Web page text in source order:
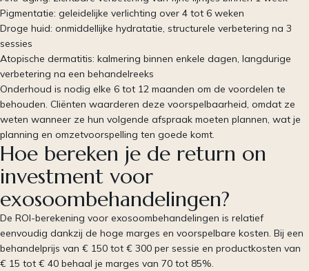
Pigmentatie: geleidelijke verlichting over 4 tot 6 weken
Droge huid: onmiddellijke hydratatie, structurele verbetering na 3
sessies
Atopische dermatitis: kalmering binnen enkele dagen, langdurige
verbetering na een behandelreeks
Onderhoud is nodig elke 6 tot 12 maanden om de voordelen te
behouden. Cliënten waarderen deze voorspelbaarheid, omdat ze
weten wanneer ze hun volgende afspraak moeten plannen, wat je
planning en omzetvoorspelling ten goede komt.
Hoe bereken je de return on
investment voor
exosoombehandelingen?
De ROI-berekening voor exosoombehandelingen is relatief
eenvoudig dankzij de hoge marges en voorspelbare kosten. Bij een
behandelprijs van € 150 tot € 300 per sessie en productkosten van
€ 15 tot € 40 behaal je marges van 70 tot 85%.